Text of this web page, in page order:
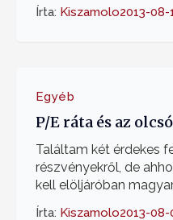
Írta: Kiszamolo2013-08-
Egyéb
P/E ráta és az
Találtam két érdekes
részvényekről, de
kell elöljáróban
Írta: Kiszamolo2013-08-